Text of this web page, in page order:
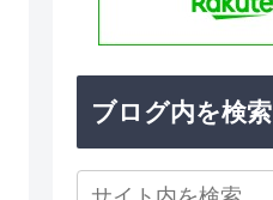
ブログ内を検索